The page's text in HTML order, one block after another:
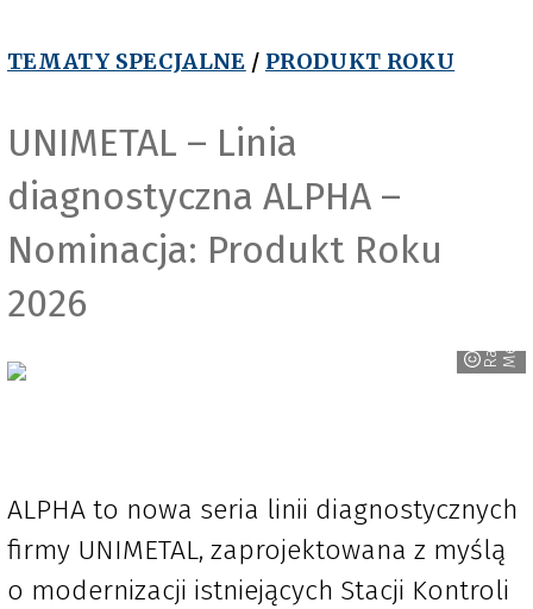
TEMATY SPECJALNE / PRODUKT ROKU
UNIMETAL – Linia
diagnostyczna ALPHA –
Nominacja: Produkt Roku
2026
R
a
v
e
n
M
e
d
ia
ALPHA to nowa seria linii diagnostycznych
firmy UNIMETAL, zaprojektowana z myślą
o modernizacji istniejących Stacji Kontroli